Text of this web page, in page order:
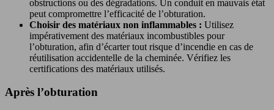
obstructions ou des dégradations. Un conduit en mauvais état
peut compromettre l’efficacité de l’obturation.
Choisir des matériaux non inflammables : Utilisez
impérativement des matériaux incombustibles pour
l’obturation, afin d’écarter tout risque d’incendie en cas de
réutilisation accidentelle de la cheminée. Vérifiez les
certifications des matériaux utilisés.
Après l’obturation